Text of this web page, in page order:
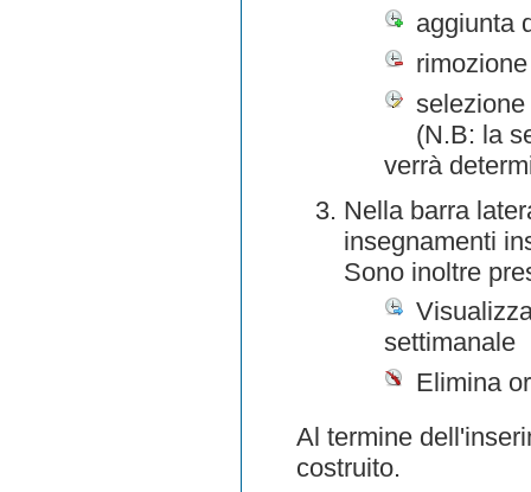
aggiunta
(N.B: la
verrà
Nella barra
insegnamenti
Sono inoltre
settimanale
Elimina
Al termine
costruito.